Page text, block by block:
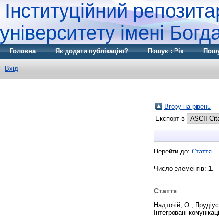
Інституційний
університету імені
Головна Як додати публікацію? Пошук : Рік
Вхід
Вгору на рівень
Експорт в
Перейти до: Стаття
Число елементів: 1
Стаття
Надточій, О.
Інтегровані